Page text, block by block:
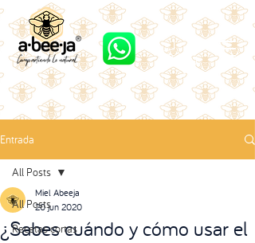
Entrada
All Posts
Recetas cortas
All Posts
¿Sabes cuándo y cómo usar el
Miel Abeeja
20 jun 2020